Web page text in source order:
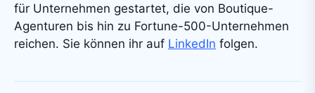
für Unternehmen gestartet, die von Boutique-
Agenturen bis hin zu Fortune-500-Unternehmen
reichen. Sie können ihr auf LinkedIn folgen.